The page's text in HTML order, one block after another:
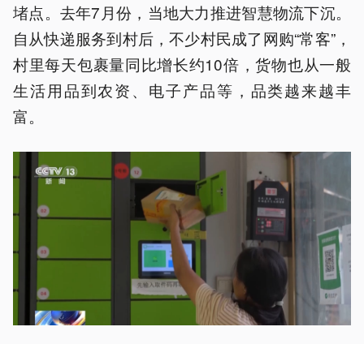
堵点。去年7月份，当地大力推进智慧物流下沉。
自从快递服务到村后，不少村民成了网购“常客”，
村里每天包裹量同比增长约10倍，货物也从一般
生活用品到农资、电子产品等，品类越来越丰
富。